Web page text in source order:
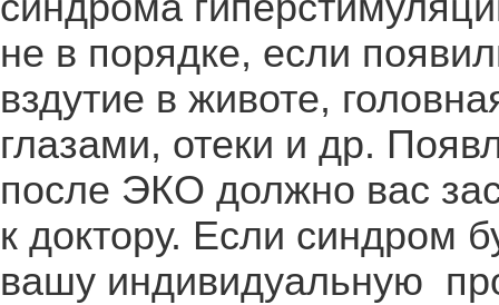
не в порядке, если
вздутие в животе,
глазами, отеки и др.
после ЭКО должно вас
к доктору. Если синдром
вашу индивидуальную